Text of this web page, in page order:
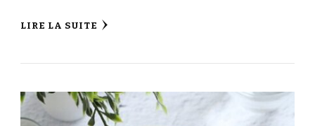
LIRE LA SUITE